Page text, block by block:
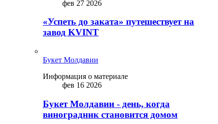
фев 27 2026
«Успеть до заката» путешествует на
завод KVINT
Букет Молдавии
Информация о материале
фев 16 2026
Букет Молдавии - день, когда
виноградник становится домом